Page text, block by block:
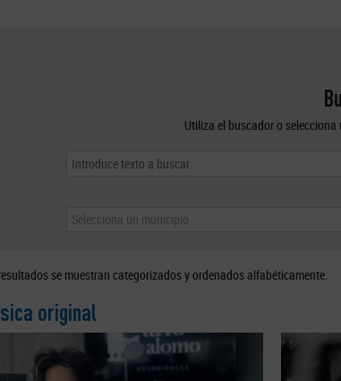
Utiliza el buscador o
Selecciona un municipio
se muestran categorizados y ordenados alfabéticamente.
original